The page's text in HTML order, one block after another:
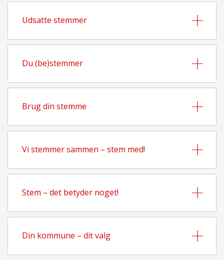
Udsatte stemmer
Du (be)stemmer
Brug din stemme
Vi stemmer sammen – stem med!
Stem – det betyder noget!
Din kommune – dit valg